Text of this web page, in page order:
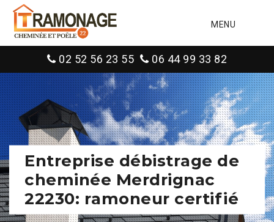
MENU
02 52 56 23 55 06 44 99 33 82
Entreprise débistrage de
cheminée Merdrignac
22230: ramoneur certifié